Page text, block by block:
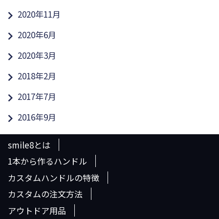
2020年11月
2020年6月
2020年3月
2018年2月
2017年7月
2016年9月
smile8とは
1本から作るハンドル
カスタムハンドルの特徴
カスタムの注文方法
アウトドア用品